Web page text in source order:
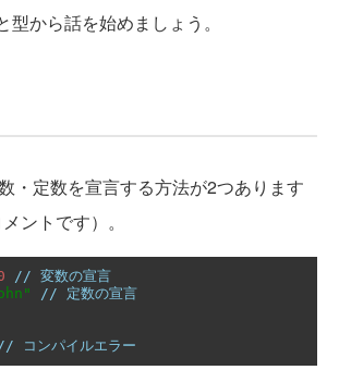
型から話を始めましょう。
・定数を宣言する方法が2つあります
ントです）。
// 変数の宣言
// 定数の宣言
コンパイルエラー